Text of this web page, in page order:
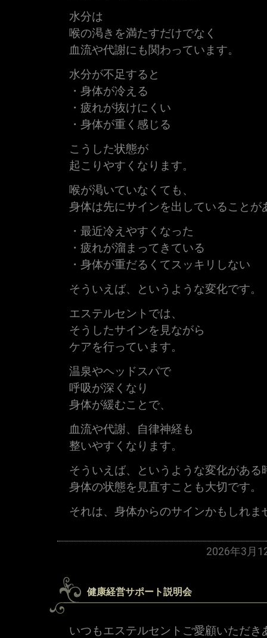
水分は
喉の渇きを満たすだけでなく
血流や代謝にも関わっています。
水分が不足すると
・身体が冷える
・疲れが抜けにくい
・身体が重く感じる
こうした状態が
起こりやすくなります。
喉が渇いていなくても、
身体は先にサインを出していることが
・最近冷えやすくなった
・疲れが溜まってきている
・身体が重だるくてスッキリしない
そういえば、というような変化です。
エステルセントでは、
そうしたサインを見ながら
ケアを行っています。
温泉やヘッドスパで
呼吸が深くなり
身体が緩むことで、
血流や代謝、自律神経も
整いやすくなります。
そういえば、というような変化がある
身体の状態を見直すことも大切です。
それは、身体からのサインかもしれま
2026年3月
健康経営サポート説明会
いつもエステルセントご愛顧いただき